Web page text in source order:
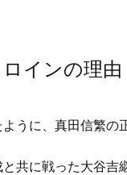
インの理由
うに、真田信繁の
共に戦った大谷吉